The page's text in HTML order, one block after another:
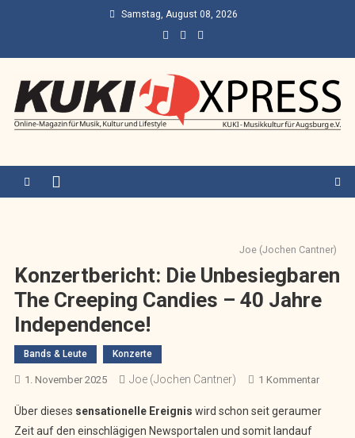
Samstag, August 08, 2026
Joe (Jochen Cantner)
Konzertbericht: Die Unbesiegbaren
The Creeping Candies – 40 Jahre
Independence!
Bands & Leute Konzerte
1. November 2025 Joe (Jochen Cantner) 1 KommentarZu
Die
Über dieses sensationelle Ereignis wird schon seit geraumer
Zeit auf den einschlägigen Newsportalen und somit landauf